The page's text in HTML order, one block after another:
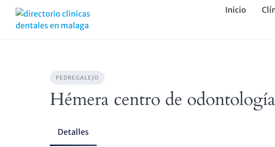
content
Inicio
PEDREGALEJO
Hémera centro de
Detalles